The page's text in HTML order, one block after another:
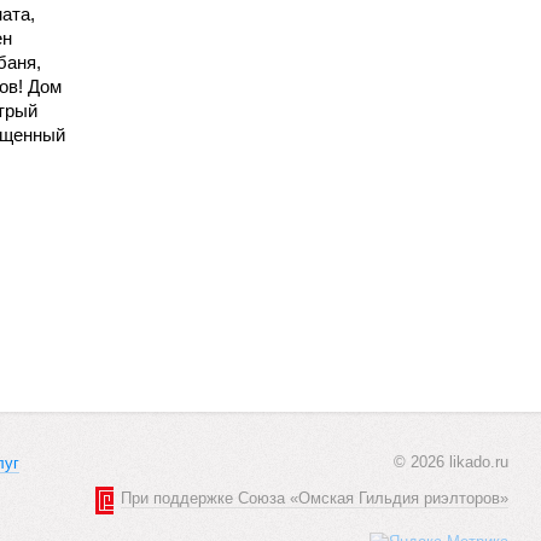
Дом
© 2026 likado.ru
При поддержке Союза «Омская Гильдия риэлторов»